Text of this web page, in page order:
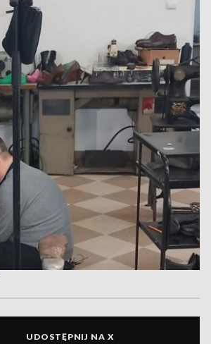
UDOSTĘPNIJ NA X